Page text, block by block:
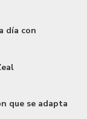
día con
que se adapta